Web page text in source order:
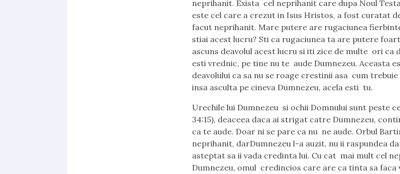
neprihanit. Exista cel neprihanit care dupa Noul
este cel care a crezut in Isus Hristos, a fost curatat
facut neprihanit. Mare putere are rugaciunea
stiai acest lucru? Sti ca rugaciunea ta are putere
ascuns deavolul acest lucru si iti zice de multe ori ca
esti vrednic, pe tine nu te aude Dumnezeu. Aceasta
deavolului ca sa nu se roage crestinii asa cum trebuie
insa asculta pe cineva Dumnezeu, acela esti tu.
Urechile lui Dumnezeu si ochii Domnului sunt peste
34:15), deaceea daca ai strigat catre Dumnezeu,
ca te aude. Doar ni se pare ca nu ne aude. Orbul
neprihanit, darDumnezeu l-a auzit, nu ii raspundea
asteptat sa ii vada credinta lui. Cu cat mai mult cel
Dumnezeu, omul credincios care are ca tinta sa faca